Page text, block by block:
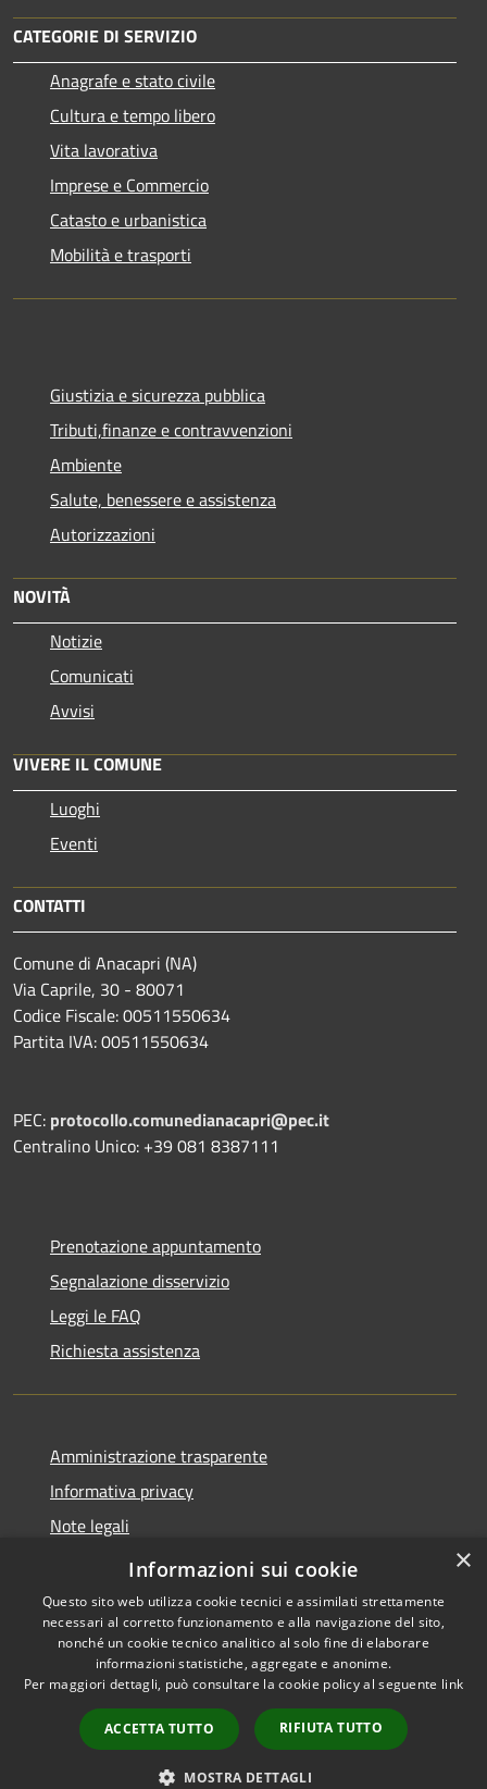
CATEGORIE DI SERVIZIO
Anagrafe e stato civile
Cultura e tempo libero
Vita lavorativa
Imprese e Commercio
Catasto e urbanistica
Mobilità e trasporti
Giustizia e sicurezza pubblica
Tributi,finanze e contravvenzioni
Ambiente
Salute, benessere e assistenza
Autorizzazioni
NOVITÀ
Notizie
Comunicati
Avvisi
VIVERE IL COMUNE
Luoghi
Eventi
CONTATTI
Comune di Anacapri (NA)
Via Caprile, 30 - 80071
Codice Fiscale: 00511550634
Partita IVA: 00511550634
PEC: protocollo.comunedianacapri@pec.it
Centralino Unico: +39 081 8387111
Prenotazione appuntamento
Segnalazione disservizio
Leggi le FAQ
Richiesta assistenza
Amministrazione trasparente
Informativa privacy
Note legali
Dichiarazione di accessibilità
Accessibilità
Copyright © 2026 • Comune di
Anacapri • Powered by
Municipium•
Accesso
redazione
×
Informazioni sui cookie
Questo sito web utilizza cookie tecnici e assimilati strettamente
necessari al corretto funzionamento e alla navigazione del sito,
nonché un cookie tecnico analitico al solo fine di elaborare
informazioni statistiche, aggregate e anonime.
Per maggiori dettagli, può consultare la cookie policy al seguente link
ACCETTA TUTTO RIFIUTA TUTTO
MOSTRA DETTAGLI